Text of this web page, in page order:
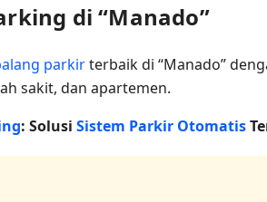
di “Manado”
parkirterbaik di “Manado”
sakit, dan apartemen.
: Solusi Sistem Parkir Otomatis